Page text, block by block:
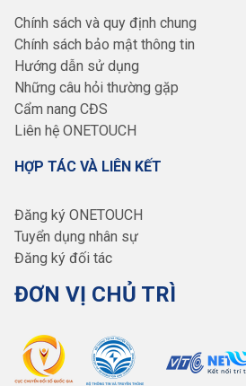
Chính sách và quy định chung
Chính sách bảo mật thông tin
Hướng dẫn sử dụng
Những câu hỏi thường gặp
Cẩm nang CĐS
Liên hệ ONETOUCH
HỢP TÁC VÀ LIÊN KẾT
Đăng ký ONETOUCH
Tuyển dụng nhân sự
Đăng ký đối tác
ĐƠN VỊ CHỦ TRÌ